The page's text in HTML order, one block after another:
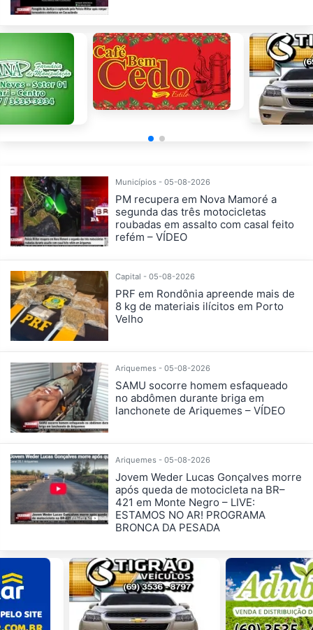
Municípios - 05-08-2026
PM recupera em Nova Mamoré a
segunda das três motocicletas
roubadas em assalto com casal feito
refém – VÍDEO
Capital - 05-08-2026
PRF em Rondônia apreende mais de
8 kg de materiais ilícitos em Porto
Velho
Ariquemes - 05-08-2026
SAMU socorre homem esfaqueado
no abdômen durante briga em
lanchonete de Ariquemes – VÍDEO
Ariquemes - 05-08-2026
Jovem Weder Lucas Gonçalves morre
após queda de motocicleta na BR–
421 em Monte Negro – LIVE:
ESTAMOS NO AR! PROGRAMA
BRONCA DA PESADA